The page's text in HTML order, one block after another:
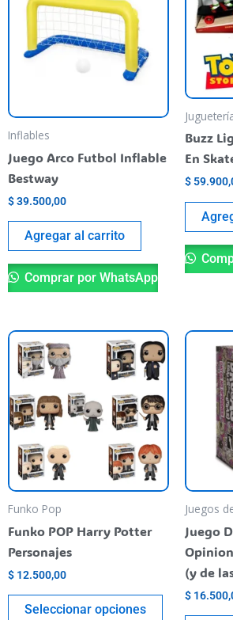
Inflables
Juego Arco Futbol Inflable
Bestway
$39.500,00
Agregar al carrito
Comprar por WhatsApp
Buzz
En
$
Funko Pop
Funko POP Harry Potter
Personajes
$ 12.500,00
Seleccionar opciones
Este
producto
varias
variantes.
se
pueden
elegir
página
Juegos
Juego
(y de
$